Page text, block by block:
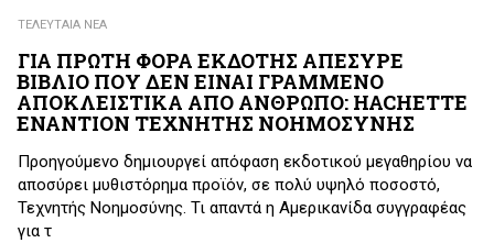
ΤΕΛΕΥΤΑΙΑ ΝΕΑ
ΓΙΑ ΠΡΩΤΗ ΦΟΡΑ ΕΚΔΟΤΗΣ ΑΠΕΣΥΡΕ
ΒΙΒΛΙΟ ΠΟΥ ΔΕΝ ΕΙΝΑΙ ΓΡΑΜΜΕΝΟ
ΑΠΟΚΛΕΙΣΤΙΚΑ ΑΠΟ ΑΝΘΡΩΠΟ: HACHETTE
ΕΝΑΝΤΙΟΝ ΤΕΧΝΗΤΗΣ ΝΟΗΜΟΣΥΝΗΣ
Προηγούμενο δημιουργεί απόφαση εκδοτικού μεγαθηρίου να
αποσύρει μυθιστόρημα προϊόν, σε πολύ υψηλό ποσοστό,
Τεχνητής Νοημοσύνης. Τι απαντά η Αμερικανίδα συγγραφέας
για τ